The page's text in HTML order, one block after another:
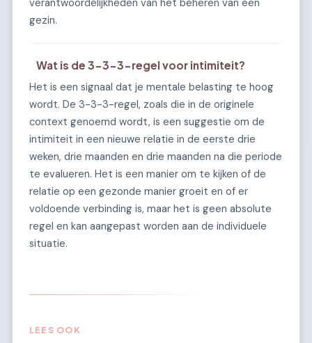
verantwoordelijkheden van het beheren van een
gezin.
Wat is de 3-3-3-regel voor intimiteit?
Het is een signaal dat je mentale belasting te hoog
wordt. De 3-3-3-regel, zoals die in de originele
context genoemd wordt, is een suggestie om de
intimiteit in een nieuwe relatie in de eerste drie
weken, drie maanden en drie maanden na die periode
te evalueren. Het is een manier om te kijken of de
relatie op een gezonde manier groeit en of er
voldoende verbinding is, maar het is geen absolute
regel en kan aangepast worden aan de individuele
situatie.
LEES OOK